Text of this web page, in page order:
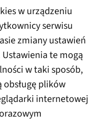
w urządzeniu
serwisu
zmiany ustawień
te mogą
w taki sposób,
plików
internetowej